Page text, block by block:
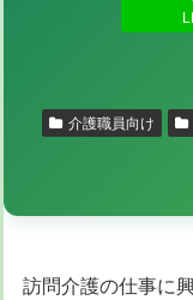
介護職員向け
訪問介護の仕事に